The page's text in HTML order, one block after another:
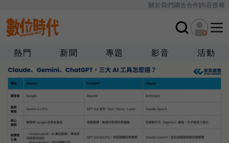
關於我們廣告合作內容授權
熱門 新聞 專題 影音 活動